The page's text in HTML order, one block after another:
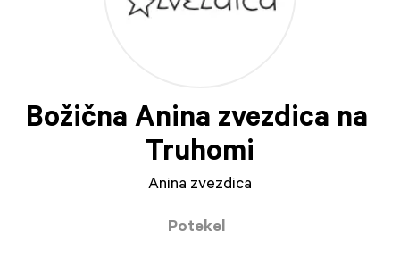
Božična Anina zvezdica na
Truhomi
Anina zvezdica
Potekel